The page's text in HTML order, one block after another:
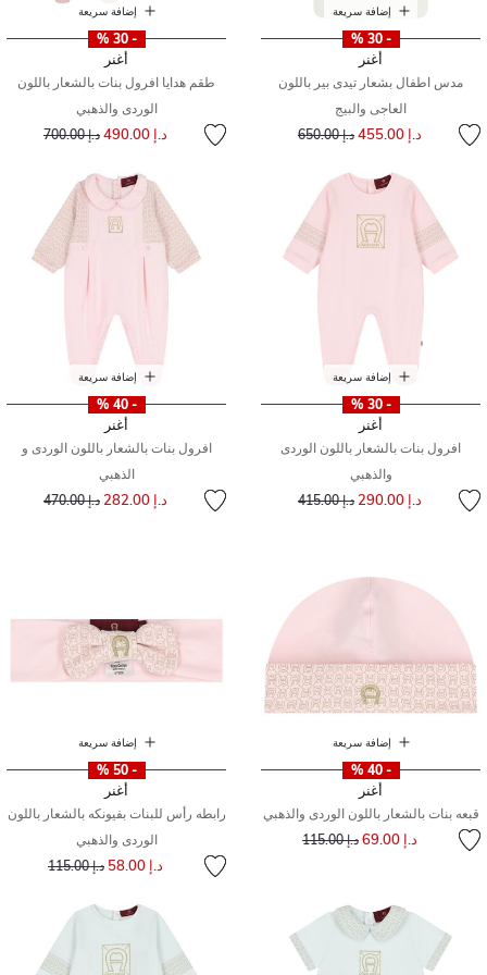
إضافة سريعة
- 30 %
أغنر
مدس اطفال بشعار تيدى بير باللون
العاجى والبيج
د.إ 455.00 سعر مخفض مند.إ 650.00
إضافة سريعة
- 30 %
أغنر
طقم هدايا افرول بنات بالشعار باللون
الوردى والذهبي
د.إ 490.00 سعر مخفض من
د.إ 700.00 إلى
إضافة سريعة
- 30 %
أغنر
افرول بنات بالشعار باللون الوردى
والذهبي
د.إ 290.00 سعر مخفض مند.إ 415.00
إضافة سريعة
- 40 %
أغنر
افرول بنات بالشعار باللون الوردى و
الذهبي
د.إ 282.00 سعر مخفض من
د.إ 470.00 إلى
إضافة سريعة
- 40 %
أغنر
قبعه بنات بالشعار باللون الوردى والذهبي
د.إ 69.00 سعر مخفض مند.إ 115.00
إضافة سريعة
- 50 %
أغنر
رابطه رأس للبنات بفيونكه بالشعار باللون
الوردى والذهبي
د.إ 58.00 سعر مخفض من
د.إ 115.00 إلى